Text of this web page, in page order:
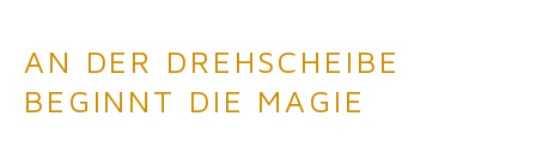
AN DER DREHSCHEIBE
BEGINNT DIE MAGIE